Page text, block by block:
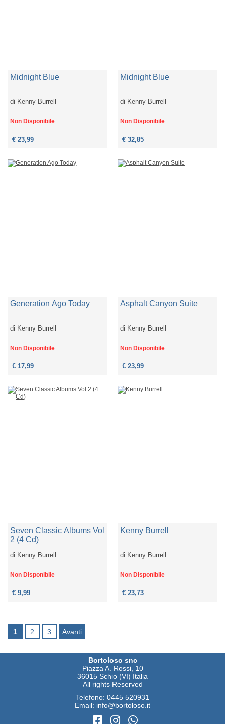
Midnight Blue
di Kenny Burrell
Non Disponibile
€ 23,99
Midnight Blue
di Kenny Burrell
Non Disponibile
€ 32,85
Generation Ago Today
di Kenny Burrell
Non Disponibile
€ 17,99
Asphalt Canyon Suite
di Kenny Burrell
Non Disponibile
€ 23,99
Seven Classic Albums Vol
2 (4 Cd)
di Kenny Burrell
Non Disponibile
€ 9,99
Kenny Burrell
di Kenny Burrell
Non Disponibile
€ 23,73
1 2 3 Avanti
Bortoloso snc
Piazza A. Rossi, 10
36015 Schio (VI) Italia
All rights Reserved
Telefono: 0445 520931
Email: info@bortoloso.it